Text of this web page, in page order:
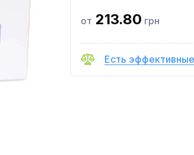
от 213.80 грн
Есть